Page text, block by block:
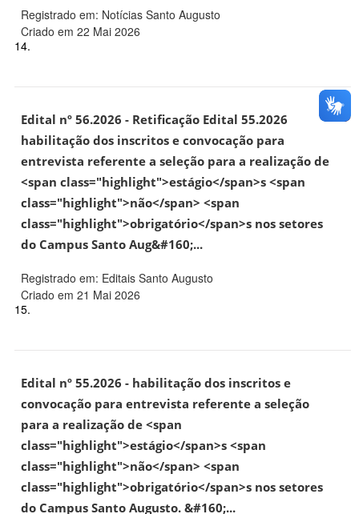
Registrado em: Notícias Santo Augusto
Criado em 22 Mai 2026
14.
Edital nº 56.2026 - Retificação Edital 55.2026
habilitação dos inscritos e convocação para
entrevista referente a seleção para a realização de
<span class="highlight">estágio</span>s <span
class="highlight">não</span> <span
class="highlight">obrigatório</span>s nos setores
do Campus Santo Aug&#160;...
Registrado em: Editais Santo Augusto
Criado em 21 Mai 2026
15.
Edital nº 55.2026 - habilitação dos inscritos e
convocação para entrevista referente a seleção
para a realização de <span
class="highlight">estágio</span>s <span
class="highlight">não</span> <span
class="highlight">obrigatório</span>s nos setores
do Campus Santo Augusto. &#160;...